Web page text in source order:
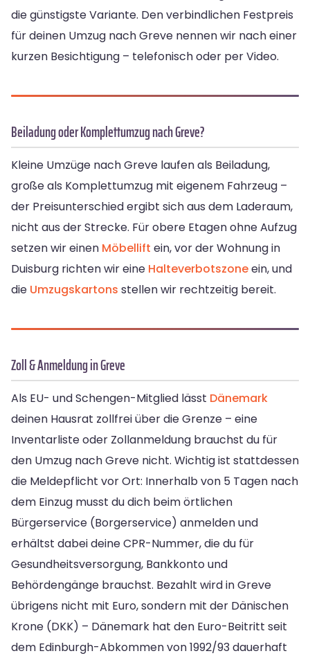
die günstigste Variante. Den verbindlichen Festpreis
für deinen Umzug nach Greve nennen wir nach einer
kurzen Besichtigung – telefonisch oder per Video.
Beiladung oder Komplettumzug nach Greve?
Kleine Umzüge nach Greve laufen als Beiladung,
große als Komplettumzug mit eigenem Fahrzeug –
der Preisunterschied ergibt sich aus dem Laderaum,
nicht aus der Strecke. Für obere Etagen ohne Aufzug
setzen wir einen Möbellift ein, vor der Wohnung in
Duisburg richten wir eine Halteverbotszoneein, und
die Umzugskartons stellen wir rechtzeitig bereit.
Zoll & Anmeldung in Greve
Als EU- und Schengen-Mitglied lässt Dänemark
deinen Hausrat zollfrei über die Grenze – eine
Inventarliste oder Zollanmeldung brauchst du für
den Umzug nach Greve nicht. Wichtig ist stattdessen
die Meldepflicht vor Ort: Innerhalb von 5 Tagen nach
dem Einzug musst du dich beim örtlichen
Bürgerservice (Borgerservice) anmelden und
erhältst dabei deine CPR-Nummer, die du für
Gesundheitsversorgung, Bankkonto und
Behördengänge brauchst. Bezahlt wird in Greve
übrigens nicht mit Euro, sondern mit der Dänischen
Krone (DKK) – Dänemark hat den Euro-Beitritt seit
dem Edinburgh-Abkommen von 1992/93 dauerhaft